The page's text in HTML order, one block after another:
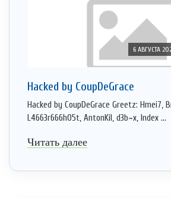
6 АВГУСТА
Hacked by CoupDeGrace
Hacked by CoupDeGrace Greetz: Hmei7,
L4663r666h05t, AntonKil, d3b~x, Index ...
Читать далее